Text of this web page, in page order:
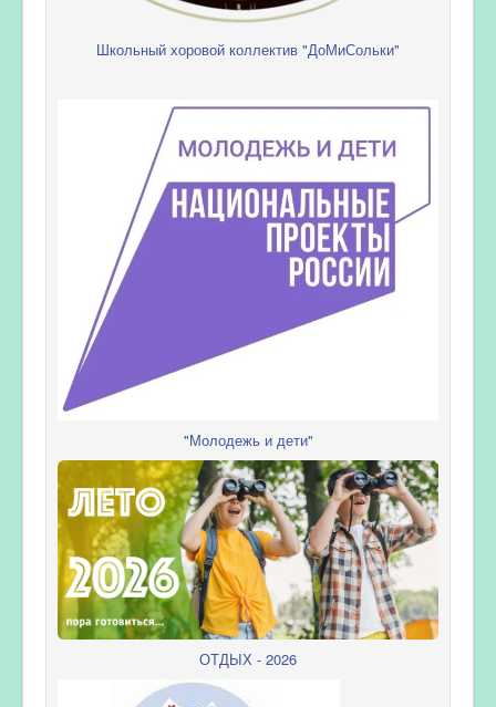
Школьный хоровой коллектив "ДоМиСольки"
"Молодежь и дети"
ОТДЫХ - 2026